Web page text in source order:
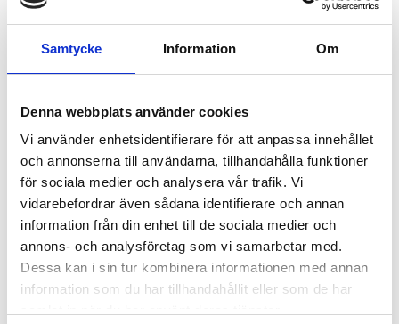
Samtycke Information Om
Denna webbplats använder cookies
Vi använder enhetsidentifierare för att anpassa innehållet
och annonserna till användarna, tillhandahålla funktioner
för sociala medier och analysera vår trafik. Vi
vidarebefordrar även sådana identifierare och annan
information från din enhet till de sociala medier och
annons- och analysföretag som vi samarbetar med.
Dessa kan i sin tur kombinera informationen med annan
information som du har tillhandahållit eller som de har
Diamanten – festens hedersgäst
På vinterfesten vill vi glittra ikapp med stjärnorna på himlavalvet!
Och ingenting förhöjer feststassen som diamanter. Låt dig
inspireras av diamantens exceptionella...
LÄS MER